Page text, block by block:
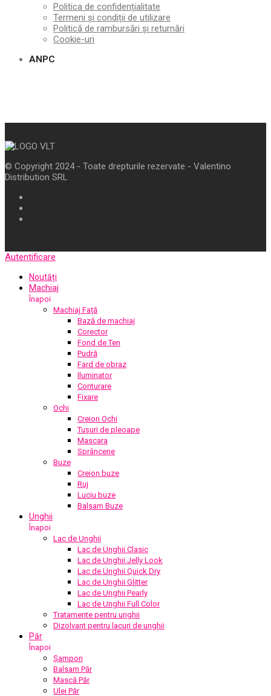
Politica de confidențialitate
Termeni și condiții de utilizare
Politică de rambursări și returnări
Cookie-uri
ANPC
© Copyright 2024 - Toate drepturile rezervate - Valentino
Distribution SRL
Autentificare
Noutăți
Machiaj
Înapoi
Machiaj Față
Bază de machiaj
Corector
Fond de Ten
Pudră
Fard de obraz
Iluminator
Conturare
Fixare
Ochi
Creion Ochi
Tușuri de pleoape
Mascara
Sprâncene
Buze
Creion buze
Ruj
Luciu buze
Balsam Buze
Unghii
Înapoi
Lac de Unghii
Lac de Unghii Clasic
Lac de Unghii Jelly Look
Lac de Unghii Quick Dry
Lac de Unghii Glitter
Lac de Unghii Pearly
Lac de Unghii Full Color
Tratamente pentru unghii
Dizolvant pentru lacuri de unghii
Păr
Înapoi
Șampon
Balsam Păr
Mască Păr
Ulei Păr